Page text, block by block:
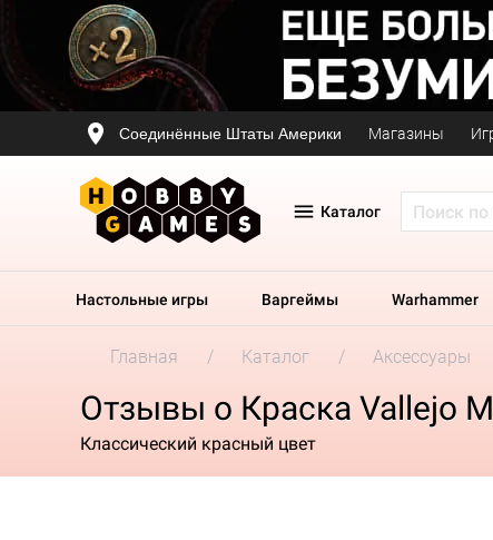
Соединённые Штаты Америки Магазины
Каталог
Настольные игры Варгеймы Warhammer
Главная Каталог Аксессуары
Отзывы о Краска Vallejo
Классический красный цвет